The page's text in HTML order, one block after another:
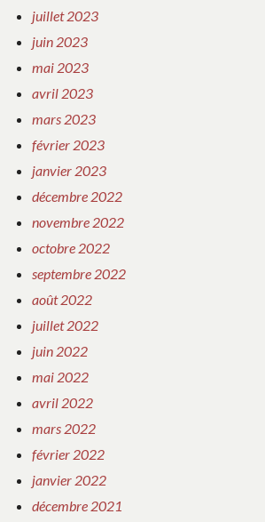
juillet 2023
juin 2023
mai 2023
avril 2023
mars 2023
février 2023
janvier 2023
décembre 2022
novembre 2022
octobre 2022
septembre 2022
août 2022
juillet 2022
juin 2022
mai 2022
avril 2022
mars 2022
février 2022
janvier 2022
décembre 2021